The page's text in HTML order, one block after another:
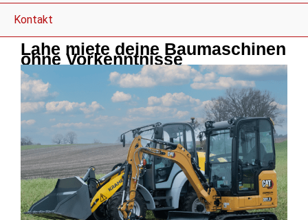
Kontakt
Lahe miete deine Baumaschinen
ohne Vorkenntnisse